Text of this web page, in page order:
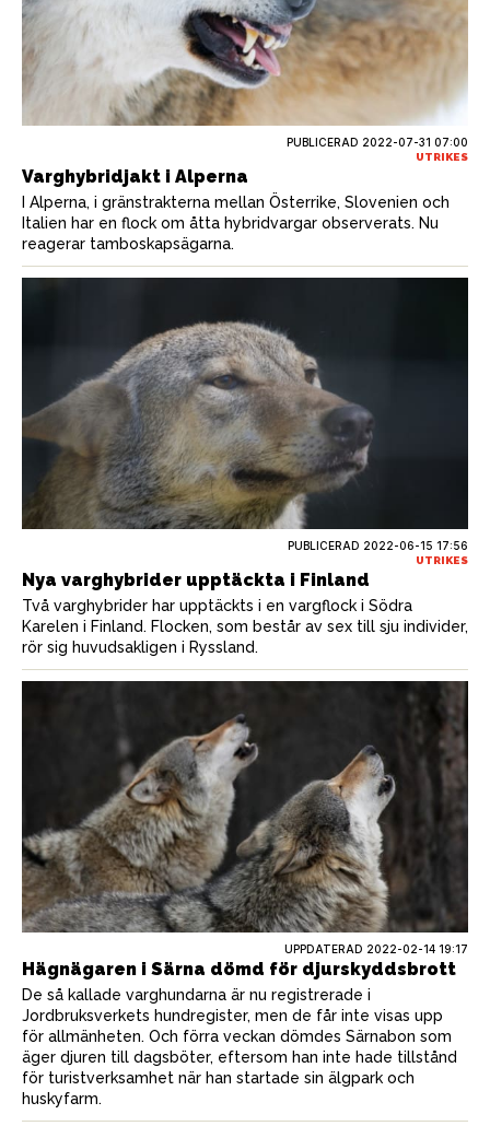
PUBLICERAD 2022-07-31 07:00
UTRIKES
Varghybridjakt i Alperna
I Alperna, i gränstrakterna mellan Österrike, Slovenien och
Italien har en flock om åtta hybridvargar observerats. Nu
reagerar tamboskapsägarna.
PUBLICERAD 2022-06-15 17:56
UTRIKES
Nya varghybrider upptäckta i Finland
Två varghybrider har upptäckts i en vargflock i Södra
Karelen i Finland. Flocken, som består av sex till sju individer,
rör sig huvudsakligen i Ryssland.
UPPDATERAD 2022-02-14 19:17
Hägnägaren i Särna dömd för djurskyddsbrott
De så kallade varghundarna är nu registrerade i
Jordbruksverkets hundregister, men de får inte visas upp
för allmänheten. Och förra veckan dömdes Särnabon som
äger djuren till dagsböter, eftersom han inte hade tillstånd
för turistverksamhet när han startade sin älgpark och
huskyfarm.